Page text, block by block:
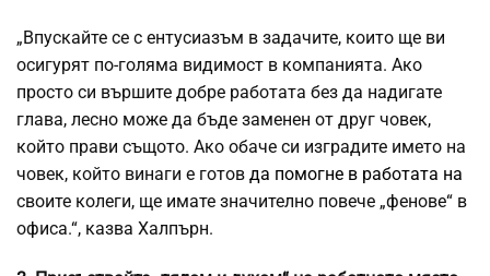
„Впускайте се с ентусиазъм в задачите, които ще ви
осигурят по-голяма видимост в компанията. Ако
просто си вършите добре работата без да надигате
глава, лесно може да бъде заменен от друг човек,
който прави същото. Ако обаче си изградите името на
човек, който винаги е готов да помогне в работата на
своите колеги, ще имате значително повече „фенове“ в
офиса.“, казва Халпърн.